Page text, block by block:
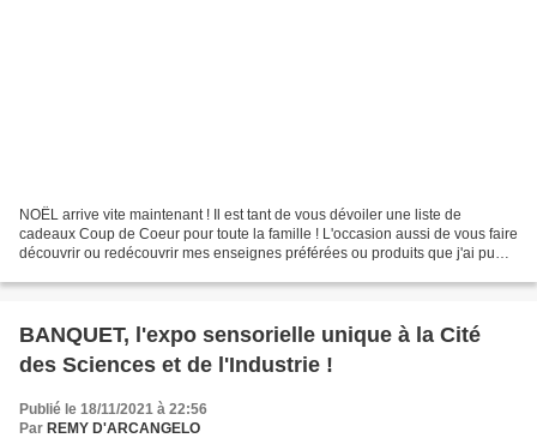
NOËL arrive vite maintenant ! Il est tant de vous dévoiler une liste de
cadeaux Coup de Coeur pour toute la famille ! L'occasion aussi de vous faire
découvrir ou redécouvrir mes enseignes préférées ou produits que j'ai pu
BANQUET, l'expo sensorielle unique à la Cité
des Sciences et de l'Industrie !
Publié le 18/11/2021 à 22:56
Par REMY D'ARCANGELO